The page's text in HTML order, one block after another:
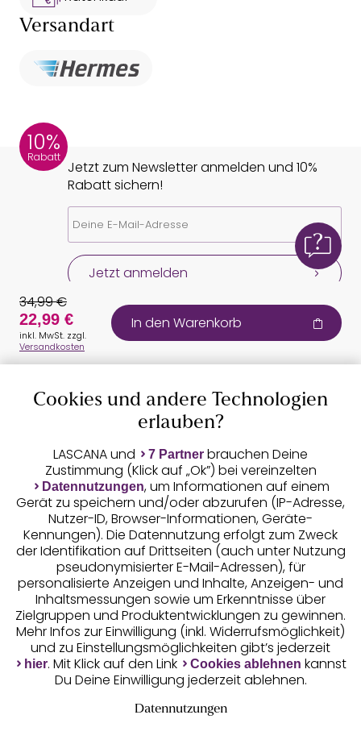
Versandart
10%
Rabatt
Jetzt zum Newsletter anmelden und 10%
Rabatt sichern!
Jetzt anmelden
Auszeichnungen
Geprüfte Sicherheit
Unsere Apps
34,99 €
22,99 €
inkl. MwSt. zzgl.
Versandkosten
In den Warenkorb
Cookies und andere Technologien
erlauben?
LASCANA und 7 Partner brauchen Deine
Zustimmung (Klick auf „Ok”) bei vereinzelten
Datennutzungen, um Informationen auf einem
Gerät zu speichern und/oder abzurufen (IP-Adresse,
Nutzer-ID, Browser-Informationen, Geräte-
Kennungen). Die Datennutzung erfolgt zum Zweck
der Identifikation auf Drittseiten (auch unter Nutzung
pseudonymisierter E-Mail-Adressen), für
personalisierte Anzeigen und Inhalte, Anzeigen- und
Inhaltsmessungen sowie um Erkenntnisse über
Zielgruppen und Produktentwicklungen zu gewinnen.
Mehr Infos zur Einwilligung (inkl. Widerrufsmöglichkeit)
und zu Einstellungsmöglichkeiten gibt’s jederzeit
hier. Mit Klick auf den Link Cookies ablehnen kannst
Du Deine Einwilligung jederzeit ablehnen.
Datennutzungen